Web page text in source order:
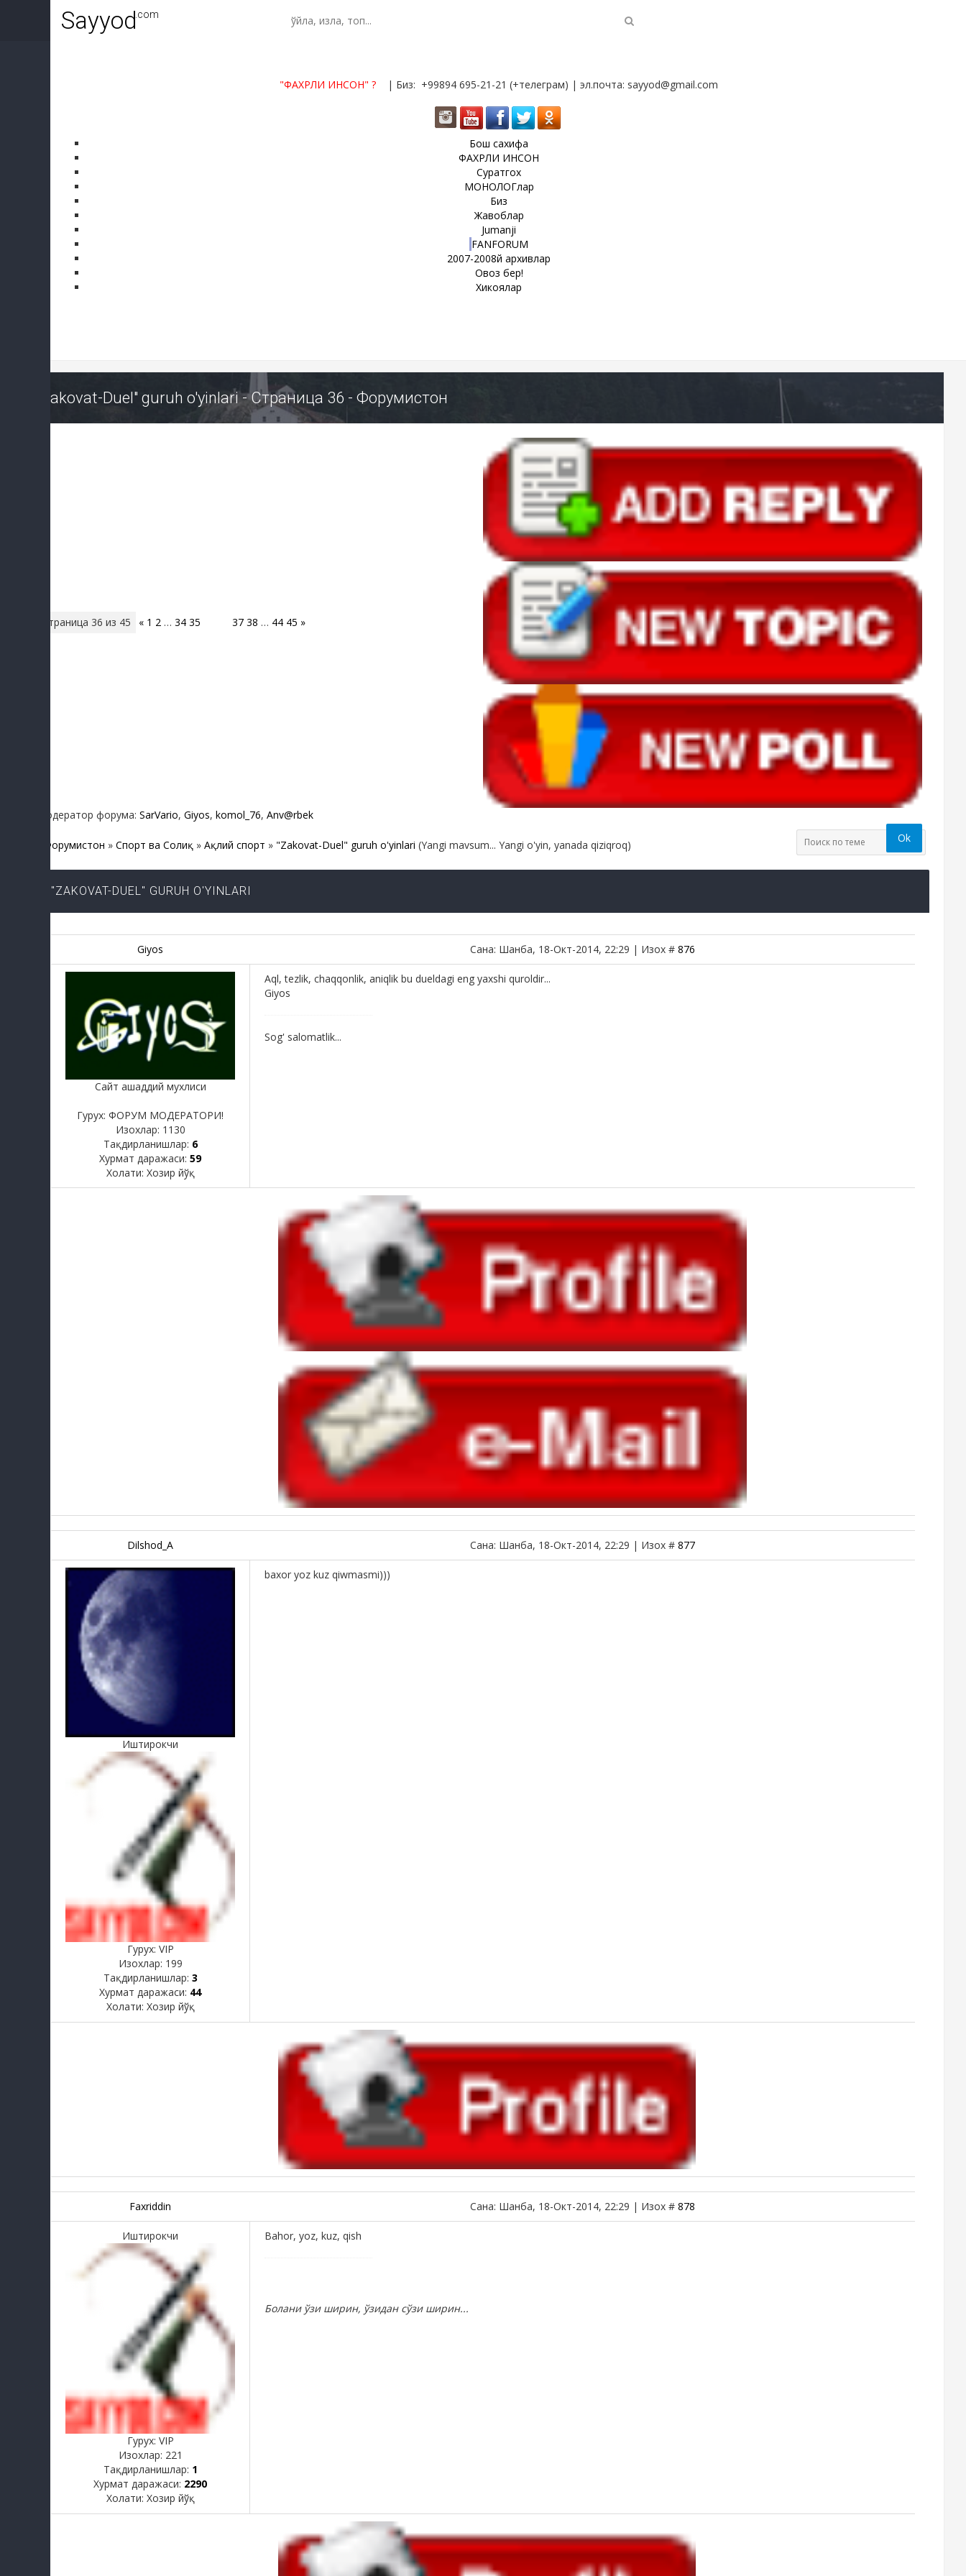
Sayyod.com
"ФАХРЛИ ИНСОН"? | Биз: +99894 695-21-21 (+телеграм) | эл.почта: sayyod@gmail.com
Бош сахифа
ФАХРЛИ ИНСОН
Суратгох
МОНОЛОГлар
Биз
Жавоблар
Jumanji
FANFORUM
2007-2008й архивлар
Овоз бер!
Хикоялар
"Zakovat-Duel" guruh o'yinlari - Страница 36 - Форумистон
Страница 36 из 45 « 1 2 … 34 35 37 38 … 44 45 »
Модератор форума: SarVario, Giyos, komol_76, Anv@rbek
Форумистон » Спорт ва Соғлиқ » Ақлий спорт » "Zakovat-Duel" guruh o'yinlari (Yangi mavsum... Yangi o'yin, yanada qiziqroq)
"ZAKOVAT-DUEL" GURUH O'YINLARI
Giyos Сана: Шанба, 18-Окт-2014, 22:29 | Изох # 876
Сайт ашаддий мухлиси
Гурух: ФОРУМ МОДЕРАТОРИ!
Изохлар: 1130
Тақдирланишлар: 6
Хурмат даражаси: 59
Холати: Хозир йўқ
Aql, tezlik, chaqqonlik, aniqlik bu dueldagi eng yaxshi quroldir...
Giyos
Sog' salomatlik...
Dilshod_A Сана: Шанба, 18-Окт-2014, 22:29 | Изох # 877
Иштирокчи
Гурух: VIP
Изохлар: 199
Тақдирланишлар: 3
Хурмат даражаси: 44
Холати: Хозир йўқ
baxor yoz kuz qiwmasmi)))
Faxriddin Сана: Шанба, 18-Окт-2014, 22:29 | Изох # 878
Иштирокчи
Гурух: VIP
Изохлар: 221
Тақдирланишлар: 1
Хурмат даражаси: 2290
Холати: Хозир йўқ
Bahor, yoz, kuz, qish
Болани ўзи ширин, ўзидан сўзи ширин...